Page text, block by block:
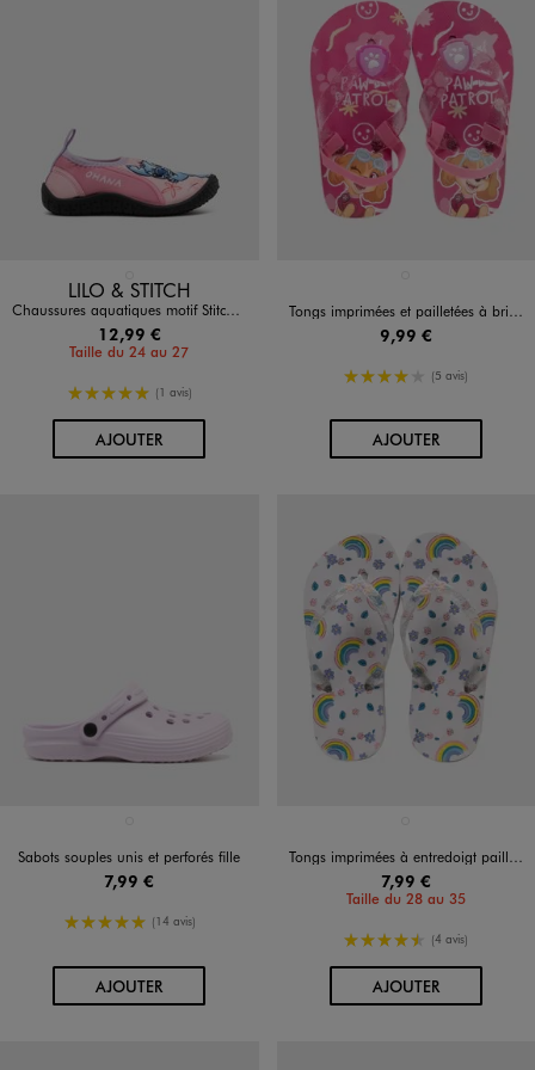
Disponible en 1 coloris
LILO & STITCH
Chaussures aquatiques motif Stitch fille - Disney
12,99 €
Taille du 24 au 27
5/5 de moyenne
(1 avis)
AJOUTERAU PANIER
Tongs imprimées et pailletées à bride élastique à la cheville fille - La Pat'Patrouille
9,99 €
4/5 de moyenne
(5 avis)
AJOUTERAU PANIER
Sabots souples unis et perforés fille
7,99 €
5/5 de moyenne
(14 avis)
AJOUTERAU PANIER
Tongs imprimées à entredoigt pailleté fille
7,99 €
Taille du 28 au 35
4.5/5 de moyenne
(4 avis)
AJOUTERAU PANIER